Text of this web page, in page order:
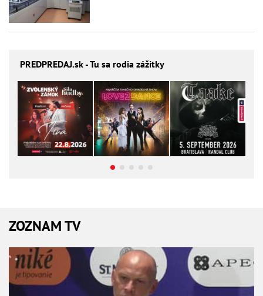
PREDPREDAJ.sk - Tu sa rodia zážitky
ZOZNAM TV